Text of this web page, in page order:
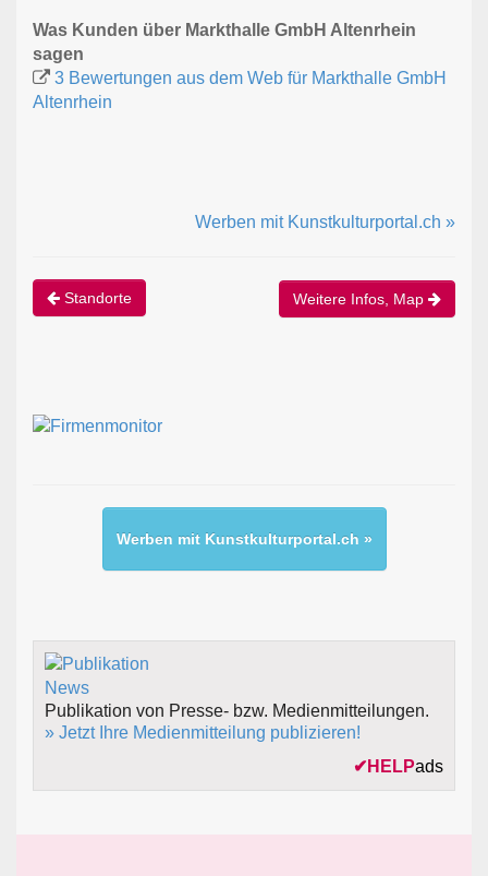
Was Kunden über Markthalle GmbH Altenrhein
sagen
3 Bewertungen aus dem Web für Markthalle GmbH
Altenrhein
Werben mit Kunstkulturportal.ch »
Standorte Weitere Infos, Map
Werben mit Kunstkulturportal.ch »
Publikation von Presse- bzw. Medienmitteilungen.
» Jetzt Ihre Medienmitteilung publizieren!
✔ HELPads